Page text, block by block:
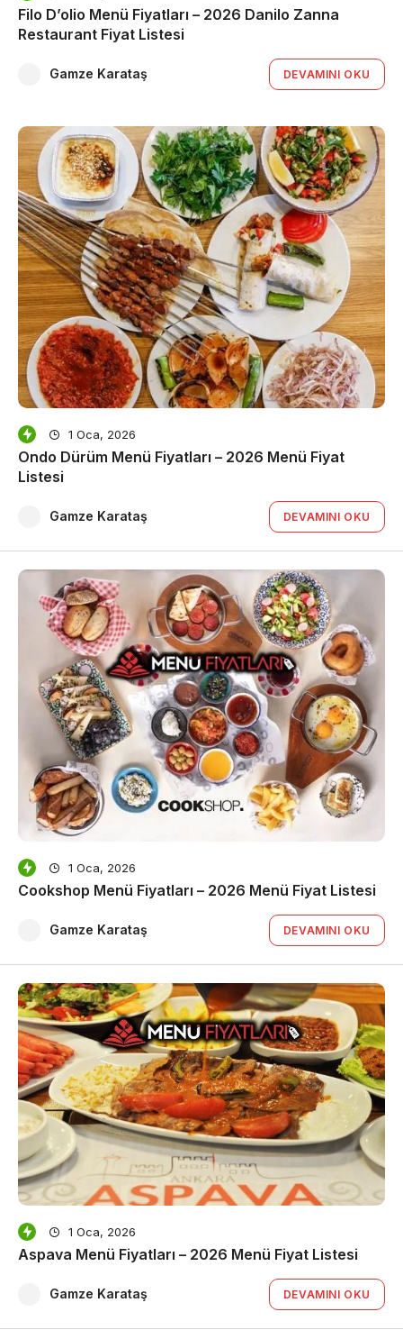
Filo D’olio Menü Fiyatları – 2026 Danilo Zanna
Restaurant Fiyat Listesi
Gamze Karataş DEVAMINI OKU
1 Oca, 2026
Ondo Dürüm Menü Fiyatları – 2026 Menü Fiyat
Listesi
Gamze Karataş DEVAMINI OKU
1 Oca, 2026
Cookshop Menü Fiyatları – 2026 Menü Fiyat Listesi
Gamze Karataş DEVAMINI OKU
1 Oca, 2026
Aspava Menü Fiyatları – 2026 Menü Fiyat Listesi
Gamze Karataş DEVAMINI OKU